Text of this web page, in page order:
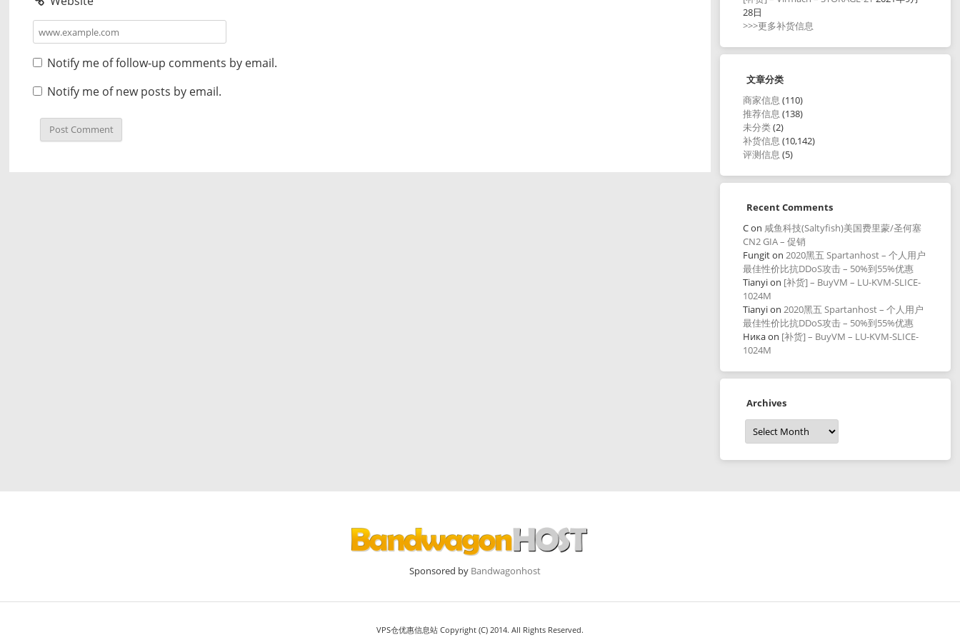
Notify me of follow-up comments by email.
Notify me of new posts by email.
28日
>>>更多补货信息
文章分类
商家信息 (110)
推荐信息 (138)
未分类(2)
补货信息 (10,142)
评测信息 (5)
Recent Comments
Con 咸鱼科技(Saltyfish)美国费里蒙/圣何塞
CN2 GIA – 促销
Fungiton2020黑五 Spartanhost – 个人用户
最佳性价比抗DDoS攻击 – 50%到55%优惠
Tianyion [补货] – BuyVM – LU-KVM-SLICE-
1024M
Tianyion2020黑五 Spartanhost – 个人用户
最佳性价比抗DDoS攻击 – 50%到55%优惠
Никаon [补货] – BuyVM – LU-KVM-SLICE-
1024M
Archives
Archives
Sponsored by Bandwagonhost
VPS仓优惠信息站 Copyright (C) 2014. All Rights Reserved.